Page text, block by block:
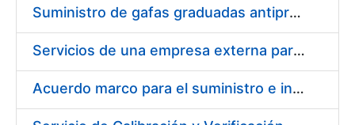
Suministro de gafas graduadas antiproyecciones para los trabajadores de la FNMT-RCM en los centros de trabajo de Madrid y Burgos
Servicios de una empresa externa para el asesoramiento y resolución de los recursos de alzada que se presentan relacionados con procesos de selección para la FNMT-RCM
Acuerdo marco para el suministro e instalación de persianas, estores y otros complementos